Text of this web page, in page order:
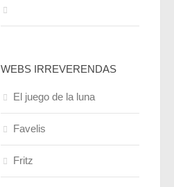
WEBS IRREVERENDAS
El juego de la luna
Favelis
Fritz